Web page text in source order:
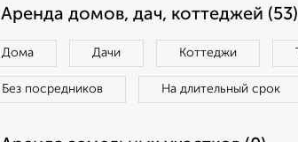
Аренда домов, дач, коттеджей (53)
Дома Дачи Коттеджи
Без посредников На длительный срок